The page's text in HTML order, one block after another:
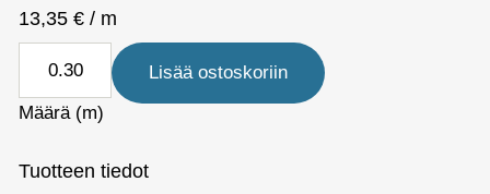
13,35 € / m
Lisää ostoskoriin
Määrä (m)
Tuotteen tiedot